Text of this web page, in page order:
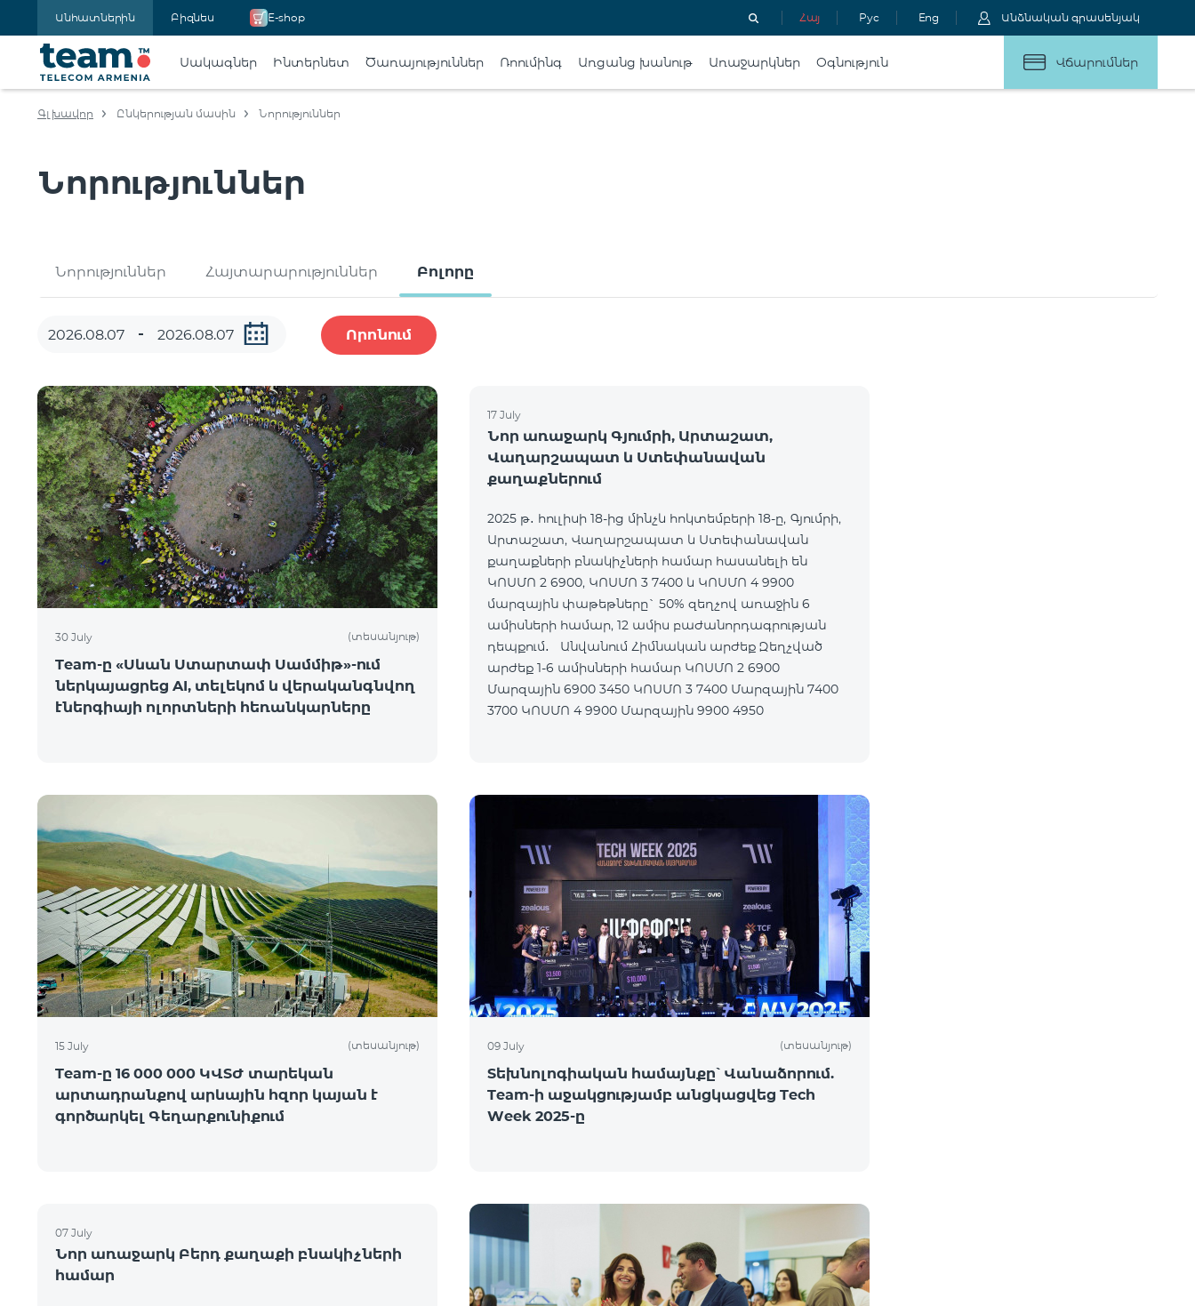
Անհատներին Բիզնես E-shop Հայ Рус Eng Անձնական գրասենյակ
Սակագներ Ինտերնետ Ծառայություններ Ռոումինգ Առցանց խանութ Առաջարկներ Օգնություն Վճարումներ
Գլխավոր Ընկերության մասին Նորություններ
Նորություններ
Նորություններ Հայտարարություններ Բոլորը
Որոնում
30 July (տեսանյութ)
Team-ը «Սևան Ստարտափ Սամմիթ»-ում
ներկայացրեց AI, տելեկոմ և վերականգնվող
էներգիայի ոլորտների հեռանկարները
17 July
Նոր առաջարկ Գյումրի, Արտաշատ,
Վաղարշապատ և Ստեփանավան
քաղաքներում
2025 թ․ հուլիսի 18-ից մինչև հոկտեմբերի 18-ը, Գյումրի,
Արտաշատ, Վաղարշապատ և Ստեփանավան
քաղաքների բնակիչների համար հասանելի են
ԿՈՍՄՈ 2 6900, ԿՈՍՄՈ 3 7400 և ԿՈՍՄՈ 4 9900
մարզային փաթեթները` 50% զեղչով առաջին 6
ամիսների համար, 12 ամիս բաժանորդագրության
դեպքում․ Անվանում Հիմնական արժեք Զեղչված
արժեք 1-6 ամիսների համար ԿՈՍՄՈ 2 6900
Մարզային 6900 3450 ԿՈՍՄՈ 3 7400 Մարզային 7400
3700 ԿՈՍՄՈ 4 9900 Մարզային 9900 4950
15 July (տեսանյութ)
Team-ը 16 000 000 ԿՎՏԺ տարեկան
արտադրանքով արևային հզոր կայան է
գործարկել Գեղարքունիքում
09 July (տեսանյութ)
Տեխնոլոգիական համայնքը՝ Վանաձորում.
Team-ի աջակցությամբ անցկացվեց Tech
Week 2025-ը
07 July
Նոր առաջարկ Բերդ քաղաքի բնակիչների
համար